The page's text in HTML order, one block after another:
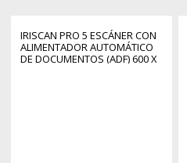
IRISCAN PRO 5 ESCÁNER CON
ALIMENTADOR AUTOMÁTICO
DE DOCUMENTOS (ADF) 600 X